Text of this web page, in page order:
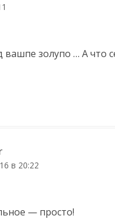
золупо … А что
в 20:22
— просто!